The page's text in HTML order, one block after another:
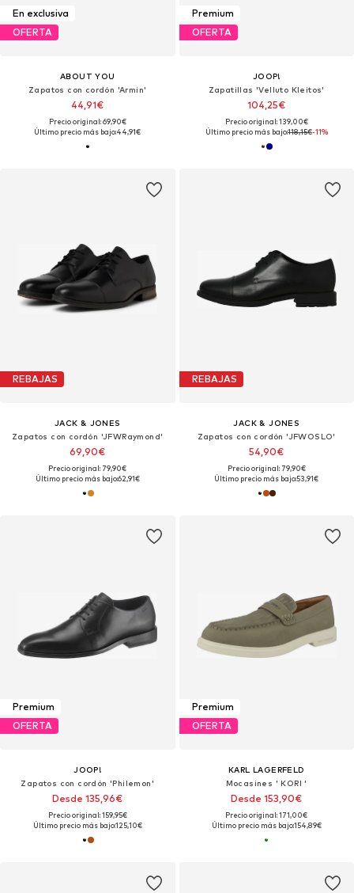
En exclusiva
OFERTA
ABOUT YOU
Zapatos con cordón 'Armin'
44,91€
Precio original: 69,90€
Último precio más bajo:44,91€
Premium
OFERTA
JOOP!
Zapatillas 'Velluto Kleitos'
104,25€
Precio original: 139,00€
Último precio más bajo:118,15€-11%
REBAJAS
JACK & JONES
Zapatos con cordón 'JFWRaymond'
69,90€
Precio original: 79,90€
Último precio más bajo:62,91€
REBAJAS
JACK & JONES
Zapatos con cordón 'JFWOSLO'
54,90€
Precio original: 79,90€
Último precio más bajo:53,91€
Premium
OFERTA
JOOP!
Zapatos con cordón 'Philemon'
Desde 135,96€
Precio original: 159,95€
Último precio más bajo:125,10€
Premium
OFERTA
KARL LAGERFELD
Mocasines ' KORI '
Desde 153,90€
Precio original: 171,00€
Último precio más bajo:154,89€